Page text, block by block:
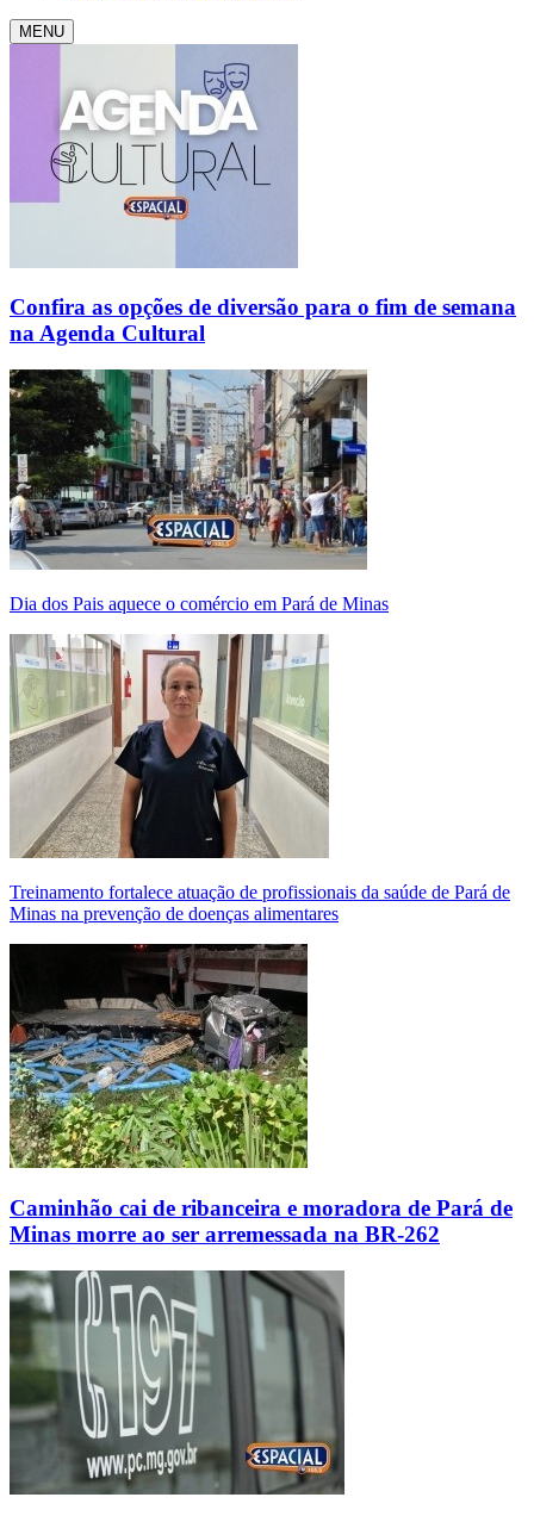
MENU
Confira as opções de diversão para o fim de semana
na Agenda Cultural
Dia dos Pais aquece o comércio em Pará de Minas
Treinamento fortalece atuação de profissionais da saúde de Pará de
Minas na prevenção de doenças alimentares
Caminhão cai de ribanceira e moradora de Pará de
Minas morre ao ser arremessada na BR-262